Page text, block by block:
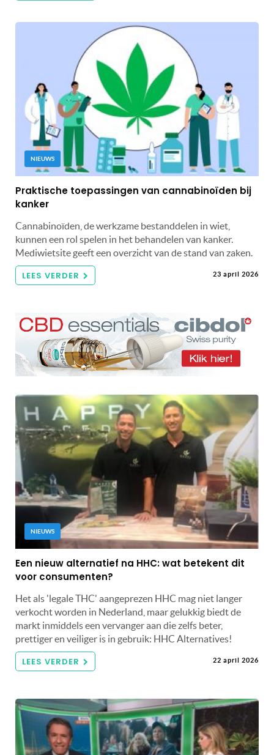
NIEUWS
Praktische toepassingen van cannabinoïden bij
kanker
Cannabinoïden, de werkzame bestanddelen in wiet,
kunnen een rol spelen in het behandelen van kanker.
Mediwietsite geeft een overzicht van de stand van zaken.
LEES VERDER 23 april 2026
NIEUWS
Een nieuw alternatief na HHC: wat betekent dit
voor consumenten?
Het als 'legale THC' aangeprezen HHC mag niet langer
verkocht worden in Nederland, maar gelukkig biedt de
markt inmiddels een vervanger aan die zelfs beter,
prettiger en veiliger is in gebruik: HHC Alternatives!
LEES VERDER 22 april 2026